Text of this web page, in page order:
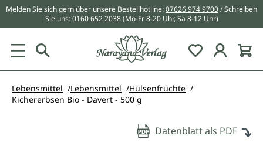
springen
Melden Sie sich gern über unsere Bestellhotline:07626 974 9700/ Schreiben
Sie uns:0160 652 2038 (Mo-Fr 8-20 Uhr, Sa 8-12 Uhr)
Du hast 0
Lebensmittel Lebensmittel
Hülsenfrüchte
Kichererbsen Bio - Davert - 500 g
Datenblatt als PDF